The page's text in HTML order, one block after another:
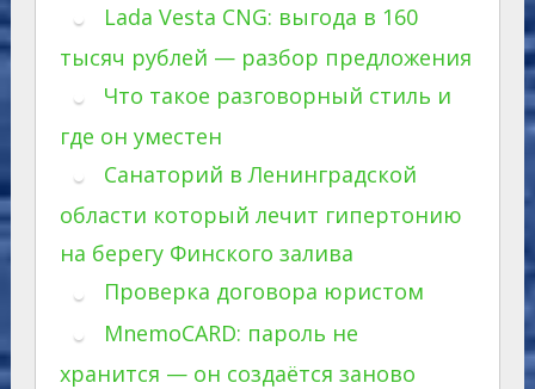
Lada Vesta CNG: выгода в 160
тысяч рублей — разбор предложения
Что такое разговорный стиль и
где он уместен
Санаторий в Ленинградской
области который лечит гипертонию
на берегу Финского залива
Проверка договора юристом
MnemoCARD: пароль не
хранится — он создаётся заново